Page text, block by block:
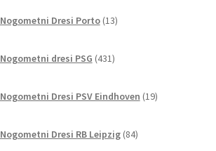
Nogometni Dresi Porto 13izdelkov
Nogometni dresi PSG 431izdelkov
Nogometni Dresi PSV Eindhoven 19izdelkov
Nogometni Dresi RB Leipzig 84izdelkov